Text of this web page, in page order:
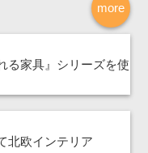
more
る家具』シリーズを使
北欧インテリア